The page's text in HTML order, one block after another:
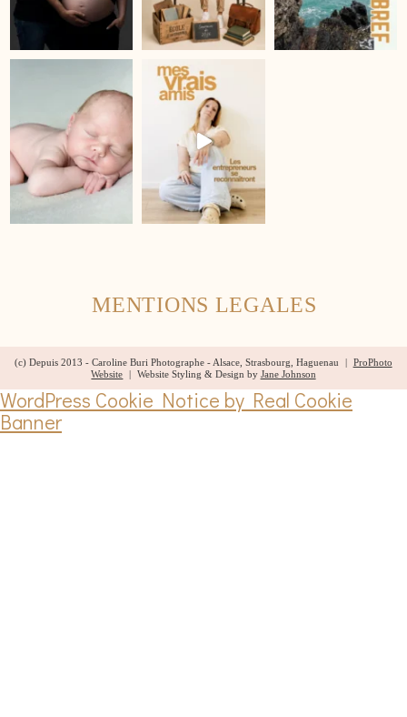
MENTIONS LEGALES
(c) Depuis 2013 - Caroline Buri Photographe - Alsace, Strasbourg, Haguenau | ProPhoto
Website | Website Styling & Design by Jane Johnson
WordPress Cookie Notice by Real Cookie
Banner